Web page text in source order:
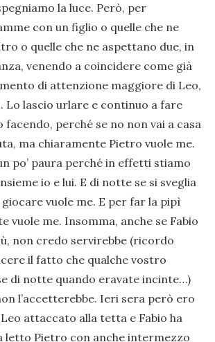
la luce. Però, per
con un figlio o quelle che ne
o quelle che ne aspettano due, in
venendo a coincidere come già
di attenzione maggiore di Leo,
Lo lascio urlare e continuo a fare
facendo, perché se no non vai a casa
ma chiaramente Pietro vuole me.
po’ paura perché in effetti stiamo
io e lui. E di notte se si sveglia
giocare vuole me. E per far la pipì
vuole me. Insomma, anche se Fabio
non credo servirebbe (ricordo
il fatto che qualche vostro
di notte quando eravate incinte…)
l’accetterebbe. Ieri sera però ero
attaccato alla tetta e Fabio ha
letto Pietro con anche intermezzo